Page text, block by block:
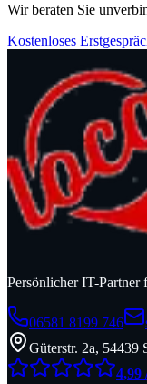
Wir beraten Sie
Kostenloses
Persönlicher IT-
06581 8199 746
Güterstr. 2a, 54439
4,99